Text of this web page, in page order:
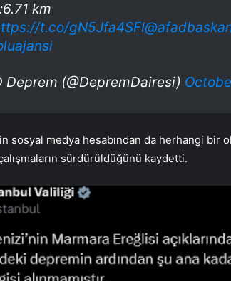
km
t.co/gN5Jfa4SFI
Deprem (@DepremDairesi)
sosyal medya hesabından da herhangi
sürdürüldüğünü kaydetti.